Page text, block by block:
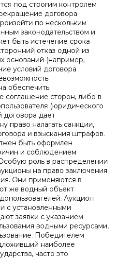
под строгим контролем
договора
по нескольким
законодательством и
быть истечение срока
отказ одной из
оснований (например,
условий договора
обеспечить
соглашение сторон, либо в
(юридического
договора дает
право налагать санкции,
и взыскания штрафов.
быть оформлен
и соблюдением
роль в распределении
на право заключения
Они применяются в
же водный объект
Аукцион
с установленными
заявки с указанием
водными ресурсами,
Победителем
наиболее
часто это